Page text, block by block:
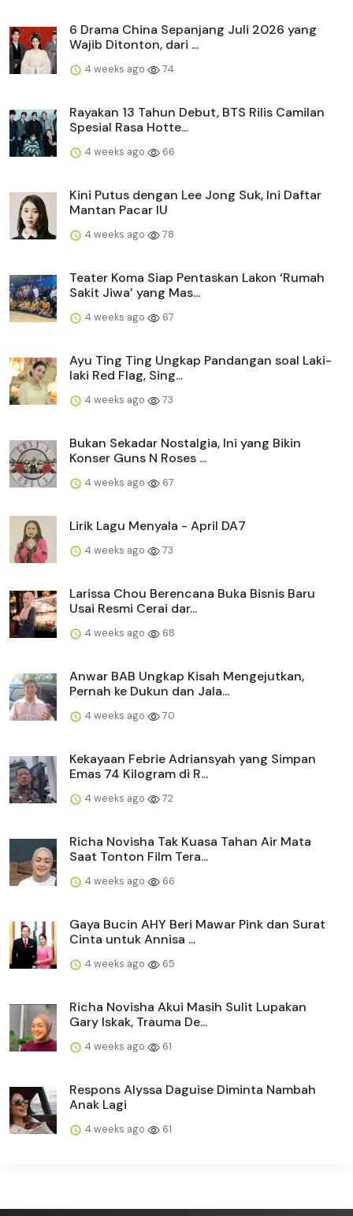
6 Drama China Sepanjang Juli 2026 yang
Wajib Ditonton, dari ...
4 weeks ago 74
Rayakan 13 Tahun Debut, BTS Rilis Camilan
Spesial Rasa Hotte...
4 weeks ago 66
Kini Putus dengan Lee Jong Suk, Ini Daftar
Mantan Pacar IU
4 weeks ago 78
Teater Koma Siap Pentaskan Lakon ‘Rumah
Sakit Jiwa’ yang Mas...
4 weeks ago 67
Ayu Ting Ting Ungkap Pandangan soal Laki-
laki Red Flag, Sing...
4 weeks ago 73
Bukan Sekadar Nostalgia, Ini yang Bikin
Konser Guns N Roses ...
4 weeks ago 67
Lirik Lagu Menyala - April DA7
4 weeks ago 73
Larissa Chou Berencana Buka Bisnis Baru
Usai Resmi Cerai dar...
4 weeks ago 68
Anwar BAB Ungkap Kisah Mengejutkan,
Pernah ke Dukun dan Jala...
4 weeks ago 70
Kekayaan Febrie Adriansyah yang Simpan
Emas 74 Kilogram di R...
4 weeks ago 72
Richa Novisha Tak Kuasa Tahan Air Mata
Saat Tonton Film Tera...
4 weeks ago 66
Gaya Bucin AHY Beri Mawar Pink dan Surat
Cinta untuk Annisa ...
4 weeks ago 65
Richa Novisha Akui Masih Sulit Lupakan
Gary Iskak, Trauma De...
4 weeks ago 61
Respons Alyssa Daguise Diminta Nambah
Anak Lagi
4 weeks ago 61